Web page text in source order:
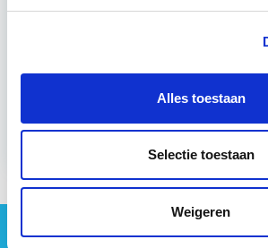
Alles toestaan
Selectie toestaan
Weigeren
Eerstvolgende startdatum
Geen vastgoednieuws